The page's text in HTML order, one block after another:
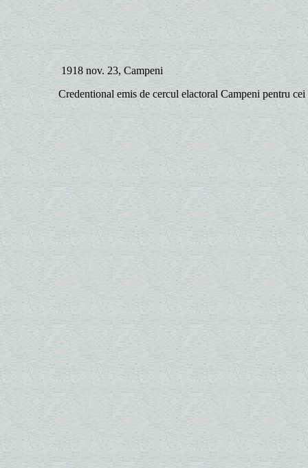
1918 nov. 23, Campeni
Credentional emis de cercul elactoral Campeni pentru